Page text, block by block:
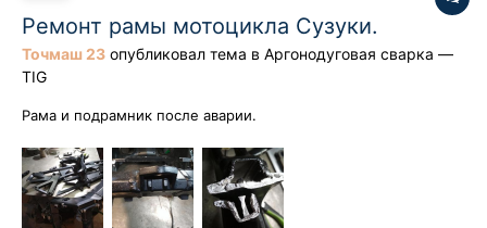
Ремонт рамы мотоцикла Сузуки.
Точмаш 23 опубликовал тема в Аргонодуговая сварка —
TIG
Рама и подрамник после аварии.